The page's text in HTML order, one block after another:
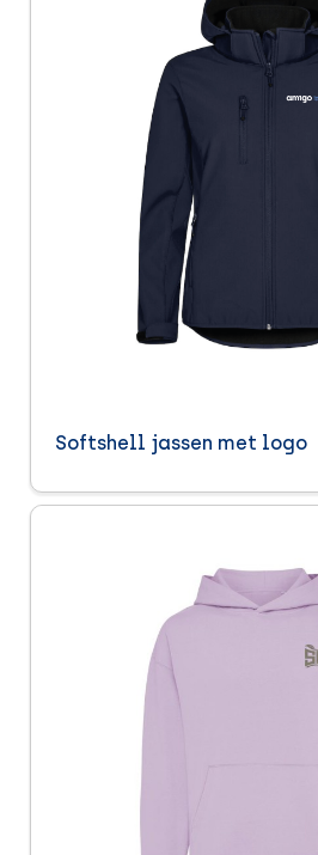
Softshell jassen met logo